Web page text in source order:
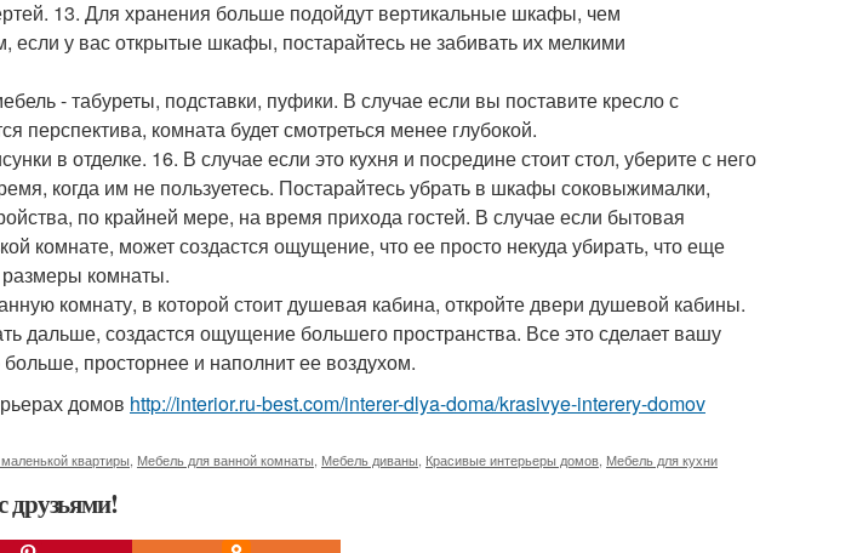
13. Для хранения больше подойдут вертикальные шкафы, чем
если у вас открытые шкафы, постарайтесь не забивать их мелкими
- табуреты, подставки, пуфики. В случае если вы поставите кресло с
перспектива, комната будет смотреться менее глубокой.
в отделке. 16. В случае если это кухня и посредине стоит стол, уберите с него
когда им не пользуетесь. Постарайтесь убрать в шкафы соковыжималки,
по крайней мере, на время прихода гостей. В случае если бытовая
комнате, может создастся ощущение, что ее просто некуда убирать, что еще
комнаты.
комнату, в которой стоит душевая кабина, откройте двери душевой кабины.
дальше, создастся ощущение большего пространства. Все это сделает вашу
больше, просторнее и наполнит ее воздухом.
домов http://interior.ru-best.com/interer-dlya-doma/krasivye-interery-domov
квартиры Мебель для ванной комнаты Мебель диваны Красивые интерьеры домов Мебель для кухни
друзьями!